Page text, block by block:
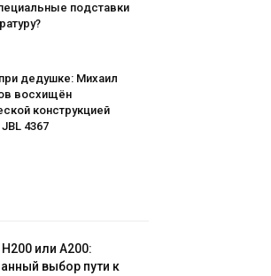
подставки
дедушке: Михаил
восхищён
конструкцией
4367
или A200:
выбор пути к